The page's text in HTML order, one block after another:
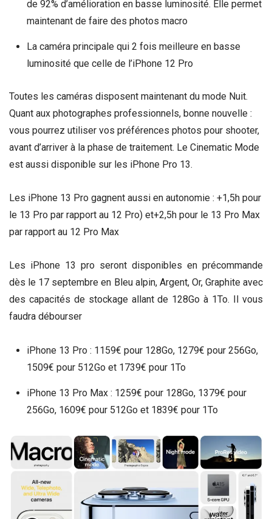
de 92% d’amélioration en basse luminosité. Elle permet
maintenant de faire des photos macro
La caméra principale qui 2 fois meilleure en basse
luminosité que celle de l’iPhone 12 Pro
Toutes les caméras disposent maintenant du mode Nuit.
Quant aux photographes professionnels, bonne nouvelle :
vous pourrez utiliser vos préférences photos pour shooter,
avant d’arriver à la phase de traitement. Le Cinematic Mode
est aussi disponible sur les iPhone Pro 13.
Les iPhone 13 Pro gagnent aussi en autonomie : +1,5h pour
le 13 Pro par rapport au 12 Pro) et+2,5h pour le 13 Pro Max
par rapport au 12 Pro Max
Les iPhone 13 pro seront disponibles en précommande
dès le 17 septembre en Bleu alpin, Argent, Or, Graphite avec
des capacités de stockage allant de 128Go à 1To. Il vous
faudra débourser
iPhone 13 Pro : 1159€ pour 128Go, 1279€ pour 256Go,
1509€ pour 512Go et 1739€ pour 1To
iPhone 13 Pro Max : 1259€ pour 128Go, 1379€ pour
256Go, 1609€ pour 512Go et 1839€ pour 1To